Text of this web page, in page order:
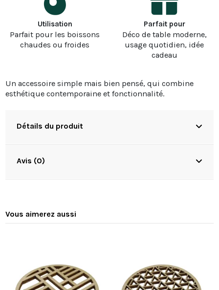
Utilisation
Parfait pour les boissons
chaudes ou froides
Parfait pour
Déco de table moderne,
usage quotidien, idée
cadeau
Un accessoire simple mais bien pensé, qui combine
esthétique contemporaine et fonctionnalité.
Détails du produit
Avis (0)
Vous aimerez aussi